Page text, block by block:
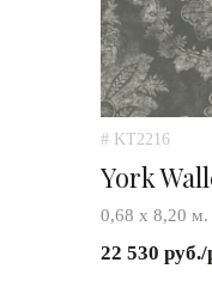
# KT2216
York
0,68 х 8,20 м.
22 530 руб./